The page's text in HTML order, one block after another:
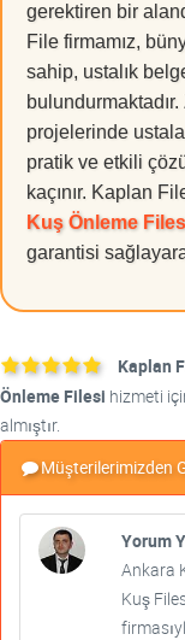
gerektiren bir
File firmamız,
sahip, ustalık
bulundurmaktadır.
projelerinde
pratik ve etkili
kaçınır. Kaplan
Kuş Önleme
garantisi
Kaplan
Önleme Filesi hizmeti
almıştır.
Müşterilerimizden
Yorum
Ankara
Kuş